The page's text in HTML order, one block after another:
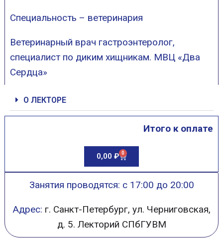
Специальность – ветеринария
Ветеринарный врач гастроэнтеролог,
специалист по диким хищникам. МВЦ «Два
Сердца»
О ЛЕКТОРЕ
Итого к оплате
0,00 ₽ 0
Занятия проводятся: с 17:00 до 20:00
Адрес: г. Санкт-Петербург, ул. Черниговская,
д. 5. Лекторий СПбГУВМ